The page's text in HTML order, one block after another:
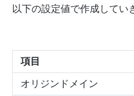
以下の設定値で作成してい
項目
オリジンドメイン